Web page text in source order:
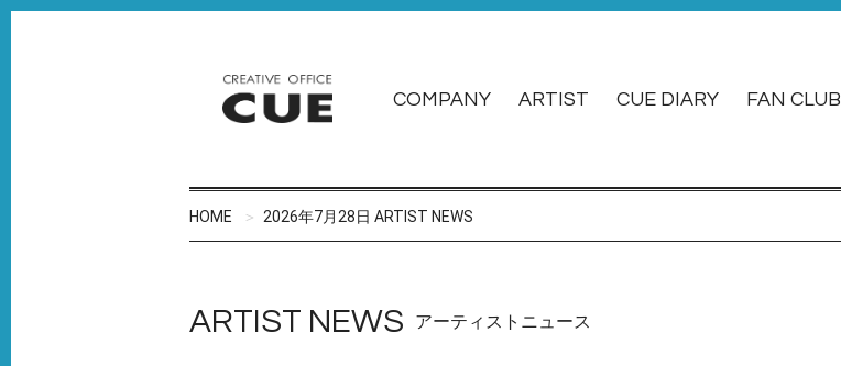
COMPANY ARTIST CUE DIARY FAN CLUB
HOME 2026年7月28日 ARTIST NEWS
ARTIST NEWS アーティストニュース